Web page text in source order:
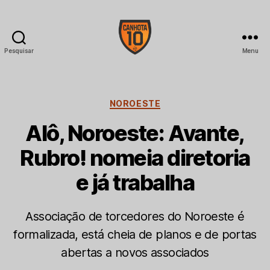
Pesquisar Menu
Categorias
NOROESTE
Alô, Noroeste: Avante,
Rubro! nomeia diretoria
e já trabalha
Associação de torcedores do Noroeste é
formalizada, está cheia de planos e de portas
abertas a novos associados